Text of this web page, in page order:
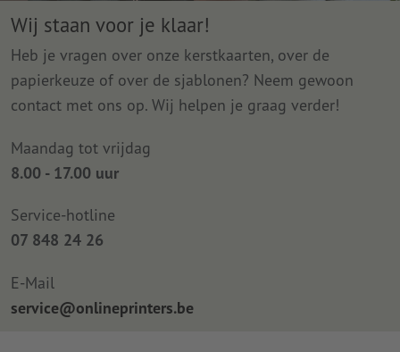
Wij staan voor je klaar!
Heb je vragen over onze kerstkaarten, over de
papierkeuze of over de sjablonen? Neem gewoon
contact met ons op. Wij helpen je graag verder!
Maandag tot vrijdag
8.00 - 17.00 uur
Service-hotline
07 848 24 26
E-Mail
service@onlineprinters.be